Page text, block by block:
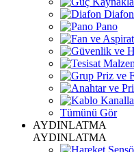
Diafon
Pano
Tümünü Gör
AYDINLATMA
AYDINLATMA